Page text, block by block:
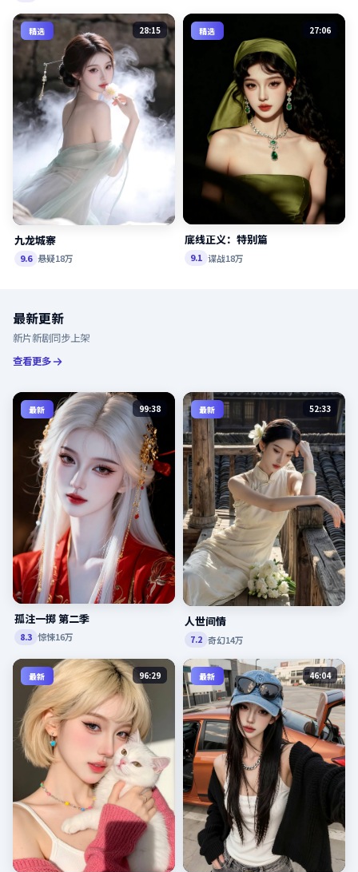
精选 28:15
九龙城寨
9.6 悬疑18万
精选 27:06
底线正义：特别篇
9.1 谍战18万
最新更新
新片新剧同步上架
查看更多
最新 99:38
孤注一掷 第二季
8.3 惊悚16万
最新 52:33
人世间情
7.2 奇幻14万
最新 96:29 最新 46:04